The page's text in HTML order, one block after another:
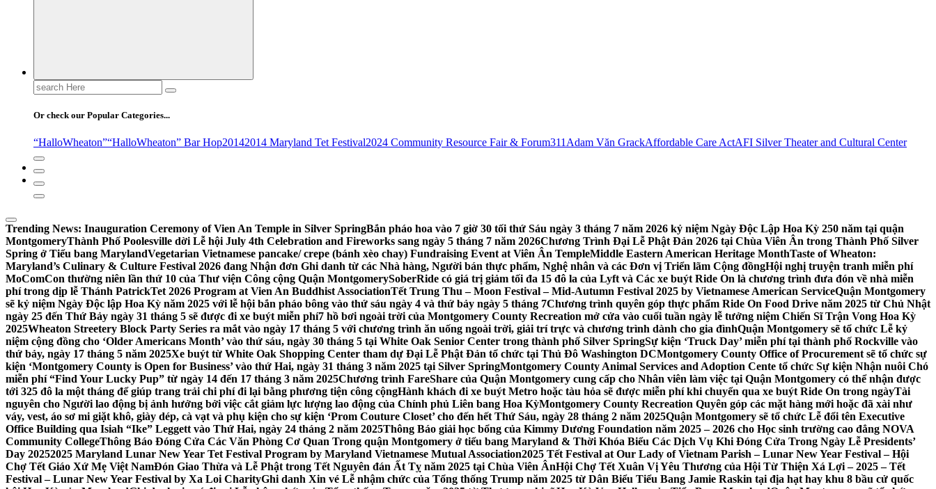
Search
for:
Or check our Popular Categories...
“HalloWheaton”“HalloWheaton” Bar Hop20142014 Maryland Tet Festival2024 Community Resource Fair & Forum311 Adam Văn GrackAffordable Care ActAFI Silver Theater and Cultural Center
Trending News: Inauguration Ceremony of Vien An Temple in Silver SpringBắn pháo hoa vào 7 giờ 30 tối thứ Sáu ngày 3 tháng 7 năm 2026 kỷ niệm Ngày Độc Lập Hoa Kỳ 250 năm tại quận
MontgomeryThành Phố Poolesville dời Lễ hội July 4th Celebration and Fireworks sang ngày 5 tháng 7 năm 2026Chương Trình Đại Lễ Phật Đản 2026 tại Chùa Viên Ân trong Thành Phố Silver
Spring ở Tiểu bang MarylandVegetarian Vietnamese pancake/ crepe (bánh xèo chay) Fundraising Event at Viên Ân TempleMiddle Eastern American Heritage MonthTaste of Wheaton:
Maryland’s Culinary & Culture Festival 2026 đang Nhận đơn Ghi danh từ các Nhà hàng, Người bán thực phẩm, Nghệ nhân và các Đơn vị Triển lãm Cộng đồngHội nghị truyện tranh miễn phí
MoComCon thường niên lần thứ 10 của Thư viện Công cộng Quận MontgomerySoberRide có giá trị giảm tối đa 15 đô la của Lyft và Các xe buýt Ride On là chương trình đưa đón về nhà miễn
phí trong dịp lễ Thánh PatrickTet 2026 Program at Vien An Buddhist AssociationTết Trung Thu – Moon Festival – Mid-Autumn Festival 2025 by Vietnamese American ServiceQuận Montgomery
sẽ kỷ niệm Ngày Độc lập Hoa Kỳ năm 2025 với lễ hội bắn pháo bông vào thứ sáu ngày 4 và thứ bảy ngày 5 tháng 7Chương trình quyên góp thực phẩm Ride On Food Drive năm 2025 từ Chủ Nhật
ngày 25 đến Thứ Bảy ngày 31 tháng 5 sẽ được đi xe buýt miễn phí7 hồ bơi ngoài trời của Montgomery County Recreation mở cửa vào cuối tuần ngày lễ tưởng niệm Chiến Sĩ Trận Vong Hoa Kỳ
2025Wheaton Streetery Block Party Series ra mắt vào ngày 17 tháng 5 với chương trình ăn uống ngoài trời, giải trí trực và chương trình dành cho gia đìnhQuận Montgomery sẽ tổ chức Lễ kỷ
niệm cộng đồng cho ‘Older Americans Month’ vào thứ sáu, ngày 30 tháng 5 tại White Oak Senior Center trong thành phố Silver SpringSự kiện ‘Truck Day’ miễn phí tại thành phố Rockville vào
thứ bảy, ngày 17 tháng 5 năm 2025Xe buýt từ White Oak Shopping Center tham dự Đại Lễ Phật Đản tổ chức tại Thủ Đô Washington DCMontgomery County Office of Procurement sẽ tổ chức sự
kiện ‘Montgomery County is Open for Business’ vào thứ Hai, ngày 31 tháng 3 năm 2025 tại Silver SpringMontgomery County Animal Services and Adoption Cente tổ chức Sự kiện Nhận nuôi Chó
miễn phí “Find Your Lucky Pup” từ ngày 14 đến 17 tháng 3 năm 2025Chương trình FareShare của Quận Montgomery cung cấp cho Nhân viên làm việc tại Quận Montgomery có thể nhận được
tới 325 đô la một tháng để giúp trang trải chi phí đi lại bằng phương tiện công cộngHành khách đi xe buýt Metro hoặc tàu hỏa sẽ được miễn phí khi chuyển qua xe buýt Ride On trong ngàyTài
nguyên cho Người lao động bị ảnh hưởng bởi việc cắt giảm lực lượng lao động của Chính phủ Liên bang Hoa KỳMontgomery County Recreation Quyên góp các mặt hàng mới hoặc đã xài như
váy, vest, áo sơ mi giặt khô, giày dép, cà vạt và phụ kiện cho sự kiện ‘Prom Couture Closet’ cho đến hết Thứ Sáu, ngày 28 tháng 2 năm 2025Quận Montgomery sẽ tổ chức Lễ đổi tên Executive
Office Building qua Isiah “Ike” Leggett vào Thứ Hai, ngày 24 tháng 2 năm 2025Thông Báo giải học bổng của Kimmy Dương Foundation năm 2025 – 2026 cho Học sinh trường cao đẳng NOVA
Community CollegeThông Báo Đóng Cửa Các Văn Phòng Cơ Quan Trong quận Montgomery ở tiểu bang Maryland & Thời Khóa Biểu Các Dịch Vụ Khi Đóng Cửa Trong Ngày Lễ Presidents’
Day 20252025 Maryland Lunar New Year Tet Festival Program by Maryland Vietnamese Mutual Association2025 Tết Festival at Our Lady of Vietnam Parish – Lunar New Year Festival – Hội
Chợ Tết Giáo Xứ Mẹ Việt NamĐón Giao Thừa và Lễ Phật trong Tết Nguyên đán Ất Tỵ năm 2025 tại Chùa Viên ÂnHội Chợ Tết Xuân Vị Yêu Thương của Hội Từ Thiện Xá Lợi – 2025 – Tết
Festival – Lunar New Year Festival by Xa Loi CharityGhi danh Xin vé Lễ nhậm chức của Tổng thống Trump năm 2025 từ Dân Biểu Tiểu Bang Jamie Raskin tại địa hạt hay khu 8 bầu cử quốc